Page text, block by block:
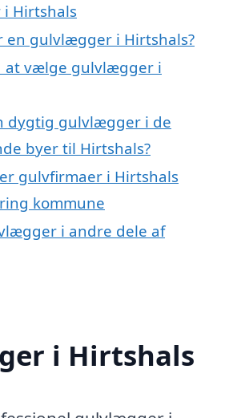
Hirtshals
en gulvlægger i Hirtshals?
at vælge gulvlægger i
dygtig gulvlægger i de
byer til Hirtshals?
gulvfirmaer i Hirtshals
kommune
i andre dele af
i Hirtshals